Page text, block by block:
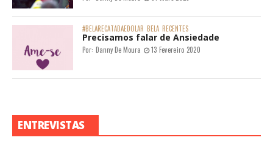
#BELARECATADAEDOLAR BELA RECENTES
Precisamos falar de Ansiedade
Por: Danny De Moura 13 Fevereiro 2020
ENTREVISTAS